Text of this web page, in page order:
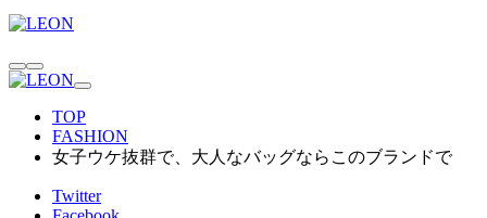
TOP
FASHION
女子ウケ抜群で、大人なバッグならこのブランドで
Twitter